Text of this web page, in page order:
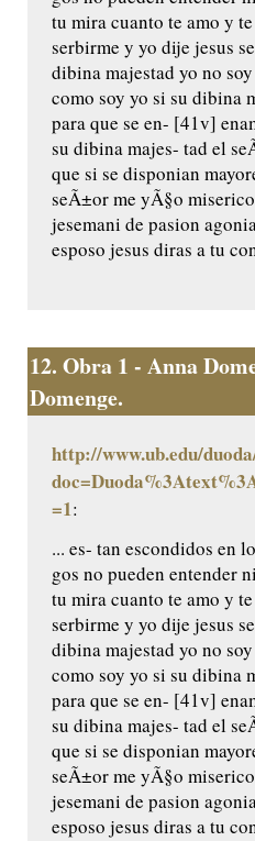
tu mira cuanto te amo y
serbirme y yo dije jesus
dibina majestad yo no
como soy yo si su dibina
para que se en- [41v]
su dibina majes- tad el
que si se disponian
seÃ±or me yÃ§o
jesemani de pasion
esposo jesus diras a tu
12. Obra 1 - Anna
Domenge.
http://www.ub.edu/
=1:
... es- tan escondidos en
gos no pueden entender
tu mira cuanto te amo y
serbirme y yo dije jesus
dibina majestad yo no
como soy yo si su dibina
para que se en- [41v]
su dibina majes- tad el
que si se disponian
seÃ±or me yÃ§o
jesemani de pasion
esposo jesus diras a tu